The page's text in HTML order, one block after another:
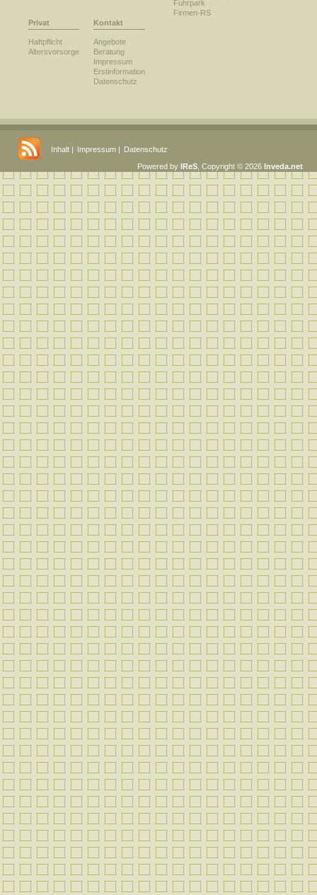
Fuhrpark
Firmen-RS
Privat
Haftpflicht
Altersvorsorge
Kontakt
Angebote
Beratung
Impressum
Erstinformation
Datenschutz
Inhalt | Impressum | Datenschutz
Powered by IReS , Copyright © 2026 Inveda.net